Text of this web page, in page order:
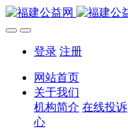
登录 注册
网站首页
关于我们
机构简介 在线投诉
心